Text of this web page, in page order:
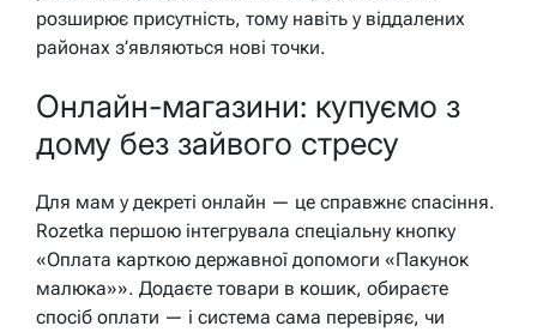
розширює присутність, тому навіть у віддалених
районах з’являються нові точки.
Онлайн-магазини: купуємо з
дому без зайвого стресу
Для мам у декреті онлайн — це справжнє спасіння.
Rozetka першою інтегрувала спеціальну кнопку
«Оплата карткою державної допомоги «Пакунок
малюка»». Додаєте товари в кошик, обираєте
спосіб оплати — і система сама перевіряє, чи